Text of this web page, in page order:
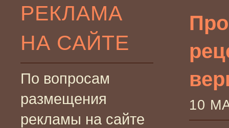
РЕКЛАМА
НА САЙТЕ
По вопросам
размещения
рекламы на сайте
10